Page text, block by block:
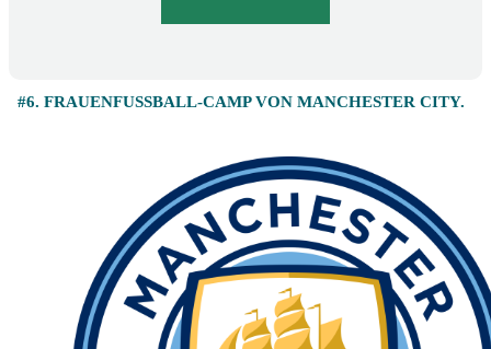
#6. FRAUENFUSSBALL-CAMP VON MANCHESTER CITY.